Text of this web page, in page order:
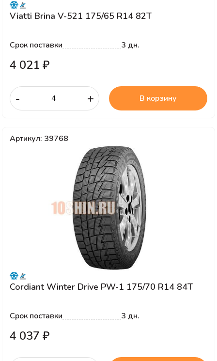
Viatti Brina V-521 175/65 R14 82T
Срок поставки 3 дн.
4 021 ₽
- + В корзину
Артикул: 39768
Cordiant Winter Drive PW-1 175/70 R14 84T
Срок поставки 3 дн.
4 037 ₽